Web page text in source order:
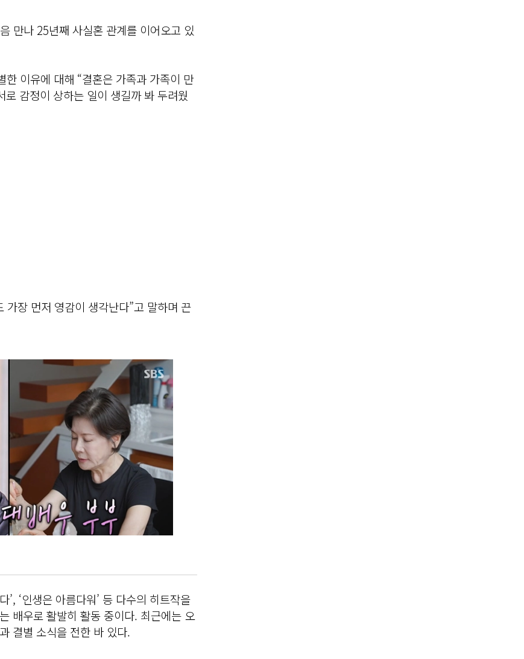
만나 25년째 사실혼 관계를 이어오고 있
이유에 대해 “결혼은 가족과 가족이 만
감정이 상하는 일이 생길까 봐 두려웠
가장 먼저 영감이 생각난다”고 말하며 끈
’, ‘인생은 아름다워’ 등 다수의 히트작을
배우로 활발히 활동 중이다. 최근에는 오
결별 소식을 전한 바 있다.